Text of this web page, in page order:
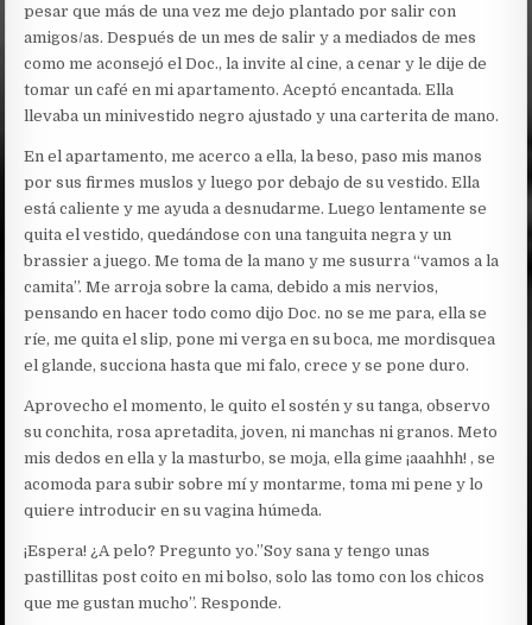
pesar que más de una vez me dejo plantado por salir con
amigos/as. Después de un mes de salir y a mediados de mes
como me aconsejó el Doc., la invite al cine, a cenar y le dije de
tomar un café en mi apartamento. Aceptó encantada. Ella
llevaba un minivestido negro ajustado y una carterita de mano.
En el apartamento, me acerco a ella, la beso, paso mis manos
por sus firmes muslos y luego por debajo de su vestido. Ella
está caliente y me ayuda a desnudarme. Luego lentamente se
quita el vestido, quedándose con una tanguita negra y un
brassier a juego. Me toma de la mano y me susurra “vamos a la
camita”. Me arroja sobre la cama, debido a mis nervios,
pensando en hacer todo como dijo Doc. no se me para, ella se
ríe, me quita el slip, pone mi verga en su boca, me mordisquea
el glande, succiona hasta que mi falo, crece y se pone duro.
Aprovecho el momento, le quito el sostén y su tanga, observo
su conchita, rosa apretadita, joven, ni manchas ni granos. Meto
mis dedos en ella y la masturbo, se moja, ella gime ¡aaahhh! , se
acomoda para subir sobre mí y montarme, toma mi pene y lo
quiere introducir en su vagina húmeda.
¡Espera! ¿A pelo? Pregunto yo.”Soy sana y tengo unas
pastillitas post coito en mi bolso, solo las tomo con los chicos
que me gustan mucho”. Responde.